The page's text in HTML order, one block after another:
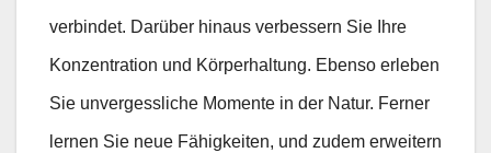
verbindet. Darüber hinaus verbessern Sie Ihre
Konzentration und Körperhaltung. Ebenso erleben
Sie unvergessliche Momente in der Natur. Ferner
lernen Sie neue Fähigkeiten, und zudem erweitern